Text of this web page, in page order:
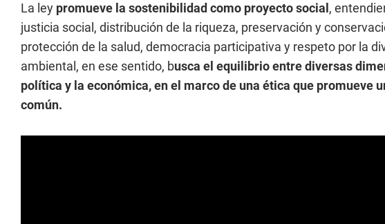
La ley promueve la sostenibilidad como proyecto social ,
justicia social, distribución de la riqueza, preservación y
protección de la salud, democracia participativa y respeto por la
ambiental, en ese sentido, busca el equilibrio entre diversas
política y la económica, en el marco de una ética que promueve
común.